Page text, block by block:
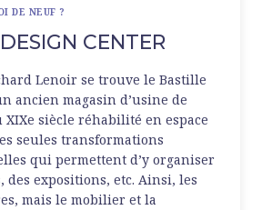
DE NEUF ?
CENTER
Lenoir se trouve le Bastille
ancien magasin d’usine de
siècle réhabilité en espace
seules transformations
qui permettent d’y organiser
des expositions, etc. Ainsi, les
mais le mobilier et la